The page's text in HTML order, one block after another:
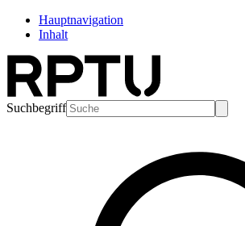
Hauptnavigation
Inhalt
Suchbegriff